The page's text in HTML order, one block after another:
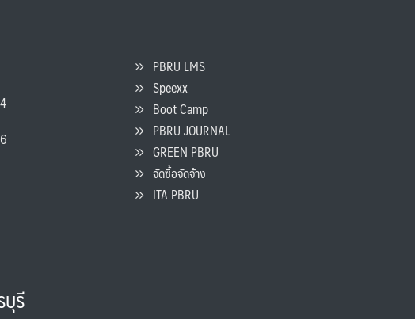
PBRU LMS
Speexx
Boot Camp
PBRU JOURNAL
GREEN PBRU
จัดซื้อจัดจ้าง
ITA PBRU
รี